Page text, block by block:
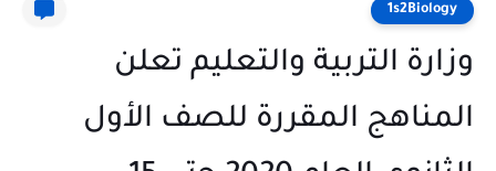
1s2Biology
وزارة التربية والتعليم تعلن
المناهج المقررة للصف الأول